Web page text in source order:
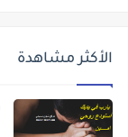
الأكثر مشاهدة